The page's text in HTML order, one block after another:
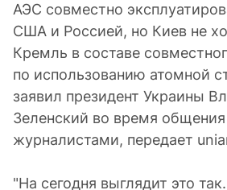
АЭС совместно
США и Россией, но Киев не
Кремль в составе
по использованию атомной
заявил президент Украины
Зеленский во время общения
журналистами, передает
"На сегодня выглядит это